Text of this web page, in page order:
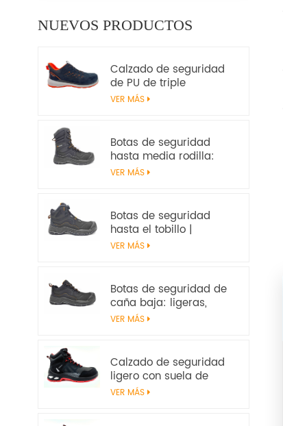
NUEVOS PRODUCTOS
Calzado de seguridad
de PU de triple
densidad | EN ISO
trabajo sin metal
VER MÁS
Botas de seguridad
hasta media rodilla:
resistentes, resistentes
certificación EN ISO
20345:2022 S7S
VER MÁS
Botas de seguridad
hasta el tobillo |
Impermeables,
20345:2022 S7S –
Seguridad en el trabajo
VER MÁS
Botas de seguridad de
caña baja: ligeras,
antideslizantes y con
VER MÁS
Calzado de seguridad
ligero con suela de
amortiguación E-TPU –
VER MÁS